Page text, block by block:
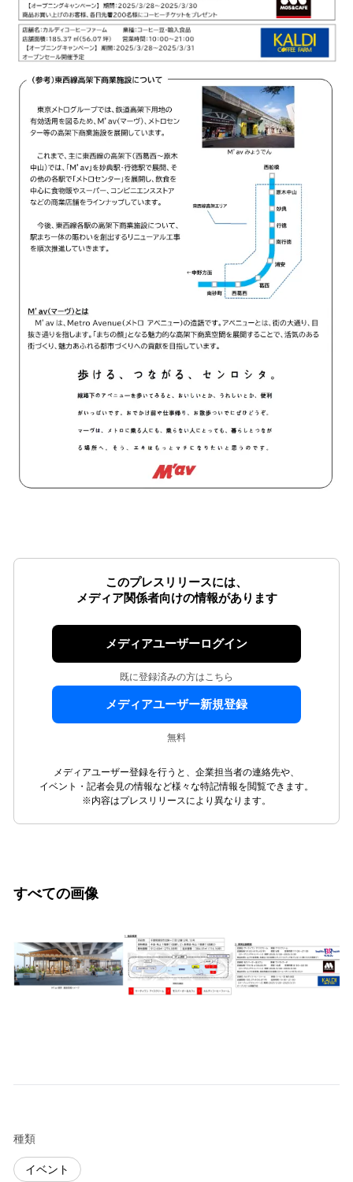
このプレスリリースには、
メディア関係者向けの情報があります
メディアユーザーログイン
既に登録済みの方はこちら
メディアユーザー新規登録
無料
メディアユーザー登録を行うと、企業担当者の連絡先や、
イベント・記者会見の情報など様々な特記情報を閲覧できます。
※内容はプレスリリースにより異なります。
すべての画像
種類
イベント